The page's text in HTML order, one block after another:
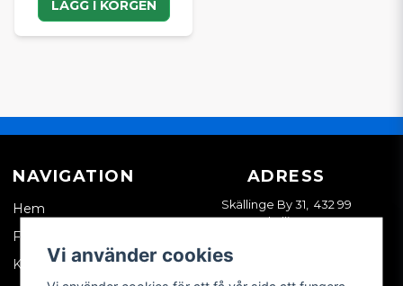
LÄGG I KORGEN
NAVIGATION
Hem
Företagskund
Kontakta oss
ADRESS
Skällinge By 31, 432 99
Skällinge
Vi använder cookies